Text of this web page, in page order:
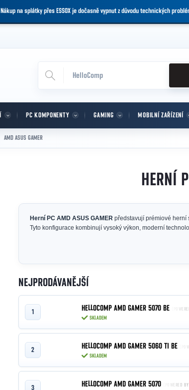
Nákup na splátky přes ESSOX je dočasně vypnut z důvodu technických
PC KOMPONENTY GAMING MOBILNÍ ZAŘÍZENÍ
AMD ASUS GAMER
HERNÍ
Herní PC AMD ASUS GAMER představují prémiové herní
Tyto konfigurace kombinují vysoký výkon, moderní
NEJPRODÁVANĚJŠÍ
HELLOCOMP AMD GAMER 5070 BE
SKLADEM
HELLOCOMP AMD GAMER 5060 TI BE
SKLADEM
HELLOCOMP AMD GAMER 5070 (POWERED